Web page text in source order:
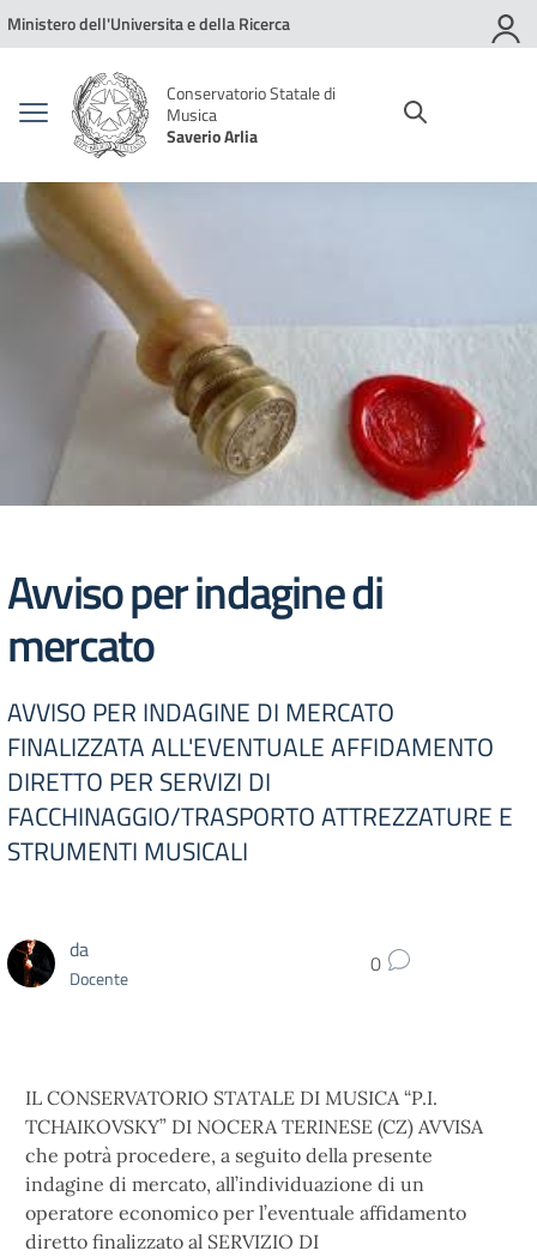
Vai ai contenuti
Vai al menu di navigazione
Vai al footer
Ministero dell'Universita e della Ricerca
Conservatorio Statale di
Musica
Saverio Arlia
Avviso per indagine di
mercato
AVVISO PER INDAGINE DI MERCATO
FINALIZZATA ALL'EVENTUALE AFFIDAMENTO
DIRETTO PER SERVIZI DI
FACCHINAGGIO/TRASPORTO ATTREZZATURE E
STRUMENTI MUSICALI
da
Docente 0
IL CONSERVATORIO STATALE DI MUSICA “P.I.
TCHAIKOVSKY” DI NOCERA TERINESE (CZ) AVVISA
che potrà procedere, a seguito della presente
indagine di mercato, all’individuazione di un
operatore economico per l’eventuale affidamento
diretto finalizzato al SERVIZIO DI